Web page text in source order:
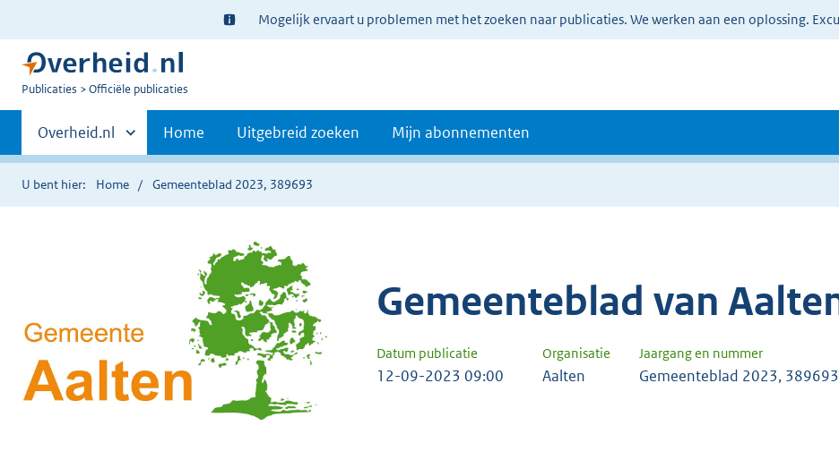
Ter
informatie:
Mogelijk ervaart u problemen met het zoeken naar publicaties. We werken aan een oplossing.
U
Publicaties Officiële publicaties
Primaire
navigatie
Andere
sites
binnen
Overheid.nl Home Uitgebreid zoeken Mijn abonnementen
U bent hier: Home Gemeenteblad 2023, 389693
Gemeenteblad van
Datum publicatie Organisatie Jaargang en nummer
12-09-2023 09:00 Aalten Gemeenteblad 2023, 389693